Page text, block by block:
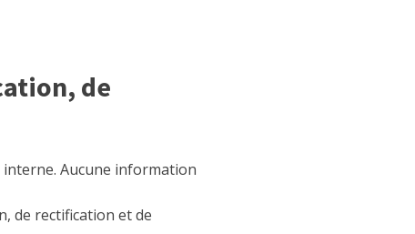
de
interne. Aucune information
de rectification et de